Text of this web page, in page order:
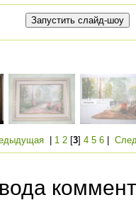
1 2 [3] 4 5 6